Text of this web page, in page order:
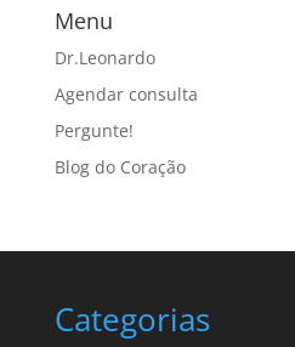
Menu
Dr.Leonardo
Agendar consulta
Pergunte!
Blog do Coração
Categorias